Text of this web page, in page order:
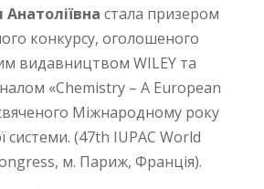
стала призером
конкурсу, оголошеного
видавництвом WILEY та
«Chemistry – A European
Міжнародному року
системи. (47th IUPAC World
м. Париж, Франція).